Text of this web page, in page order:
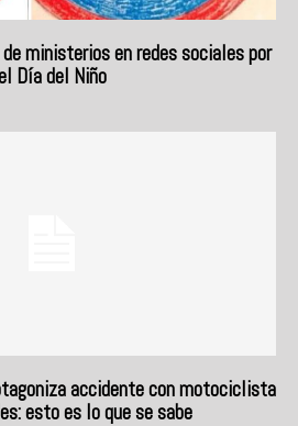
ministerios en redes sociales por
Día del Niño
accidente con motociclista
esto es lo que se sabe